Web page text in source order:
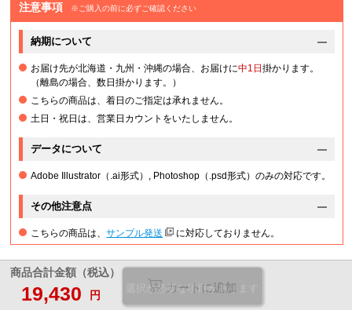
注意事項 ※ご購入の前に必ずご確認ください
納期について
お届け先が北海道・九州・沖縄の場合、お届けに中1日掛かります。
（離島の場合、数日掛かります。）
こちらの商品は、着日のご指定は承れません。
土日・祝日は、営業日カウントをいたしません。
データについて
Adobe Illustrator（.ai形式）, Photoshop（.psd形式）のみの対応です。
その他注意点
こちらの商品は、サンプル発送 に対応しておりません。
商品合計金額（税込）
19,430 円
カートに追加
選択が必要な項目があります